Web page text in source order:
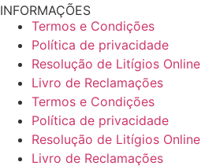
INFORMAÇÕES
Termos e Condições
Política de privacidade
Resolução de Litígios Online
Livro de Reclamações
Termos e Condições
Política de privacidade
Resolução de Litígios Online
Livro de Reclamações